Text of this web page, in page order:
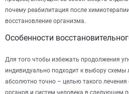
почему реабилитация после
восстановление организма.
Особенности
Для того чтобы избежать продолжения
индивидуально подходит к выбору схемы
абсолютно точно – целью такого лечения